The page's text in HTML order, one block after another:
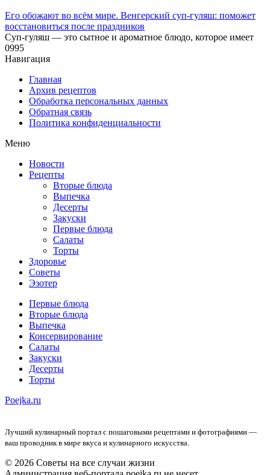
Его обожают во всём мире. Венгерский суп-гуляш: поможет
восстановиться после праздников
Суп-гуляш — это сытное и ароматное блюдо, которое имеет
0995
Навигация
Главная
Архив рецептов
Обработка персональных данных
Обратная связь
Политика конфиденциальности
Меню
Новости
Рецепты
Вторые блюда
Выпечка
Десерты
Закуски
Первые блюда
Салаты
Торты
Здоровье
Советы
Эзотер
Первые блюда
Вторые блюда
Выпечка
Консервирование
Салаты
Закуски
Десерты
Торты
Poejka.ru
Лучший кулинарный портал с пошаговыми рецептами и фотографиями —
ваш проводник в мире вкуса и кулинарного искусства.
© 2026 Советы на все случаи жизни